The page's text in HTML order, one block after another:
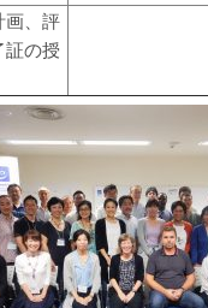
画、評
証の授